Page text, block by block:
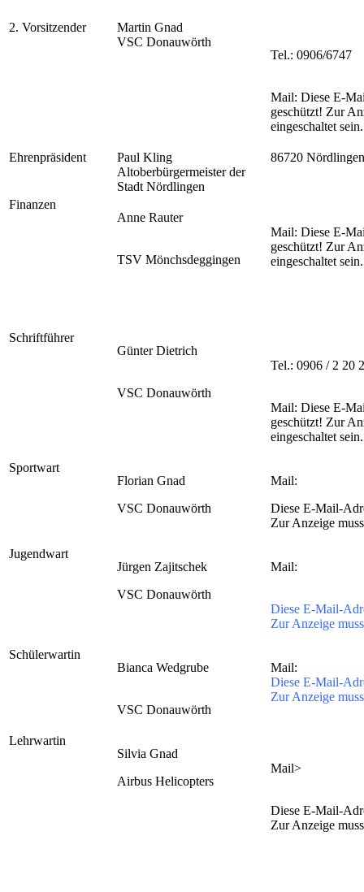
2. Vorsitzender
Martin Gnad
VSC Donauwörth
Tel.: 0906/6747
Mail: Diese E-
geschützt! Zur
eingeschaltet sein.
Ehrenpräsident
Paul Kling
Altoberbürgermeister der
Stadt Nördlingen
86720 Nördlingen
Finanzen
Anne Rauter
TSV Mönchsdeggingen
Mail: Diese E-
geschützt! Zur
eingeschaltet sein.
Schriftführer
Günter Dietrich
VSC Donauwörth
Tel.: 0906 / 2 20
Mail: Diese E-
geschützt! Zur
eingeschaltet sein.
Sportwart
Florian Gnad
VSC Donauwörth
Mail:
Diese E-Mail-
Zur Anzeige
Jugendwart
Jürgen Zajitschek
VSC Donauwörth
Mail:
Diese E-Mail-
Zur Anzeige
Schülerwartin
Bianca Wedgrube
VSC Donauwörth
Mail:
Diese E-Mail-
Zur Anzeige
Lehrwartin
Silvia Gnad
Airbus Helicopters
Mail>
Diese E-Mail-
Zur Anzeige